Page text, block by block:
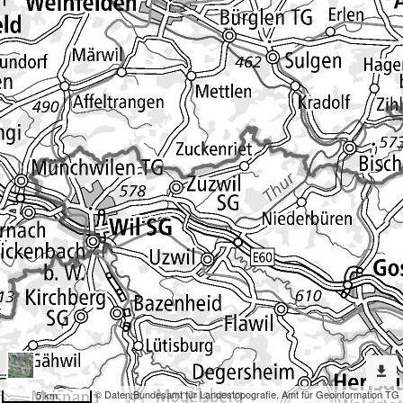
© Daten:Bundesamt für Landestopografie, Amt für Geoinformation TG
5 km
Erweiterte
Werkzeuge
Denkmalpflege
Dargestellte
Karten
Baugruppe
Nach
weiteren
Karten
suchen?
Konfiguration